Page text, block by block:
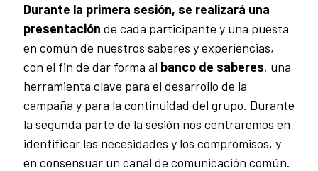
Durante la primera sesión, se realizará una
presentación de cada participante y una puesta
en común de nuestros saberes y experiencias,
con el fin de dar forma al banco de saberes, una
herramienta clave para el desarrollo de la
campaña y para la continuidad del grupo. Durante
la segunda parte de la sesión nos centraremos en
identificar las necesidades y los compromisos, y
en consensuar un canal de comunicación común.